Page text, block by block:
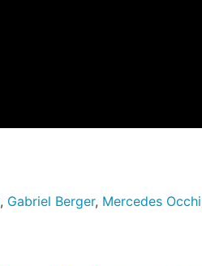
, Gabriel Berger, Mercedes Occhi